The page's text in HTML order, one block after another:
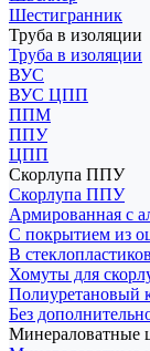
Шестигранник
Труба в изоляции
Труба в изоляции
ВУС
ВУС ЦПП
ППМ
ППУ
ЦПП
Скорлупа ППУ
Скорлупа ППУ
Армированная с
С покрытием из
В
Хомуты для
Полиуретановый
Без
Минераловатные